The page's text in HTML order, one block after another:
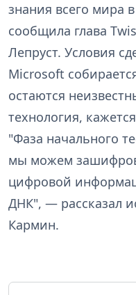
знания всего мира
сообщила глава
Лепруст. Условия
Microsoft
остаются
технология,
"Фаза начального
мы можем
цифровой
ДНК", — рассказал
Кармин.